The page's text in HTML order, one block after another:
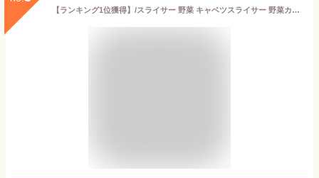
【ランキング1位獲得】/スライサー 野菜 キャベツスライサー 野菜カッター スライサー セット キャベツ千きり チョップドカッター 野菜チョッパー 調理器 スライス 千きり ツマ切り カッター 安全ホルダー付き 多機能